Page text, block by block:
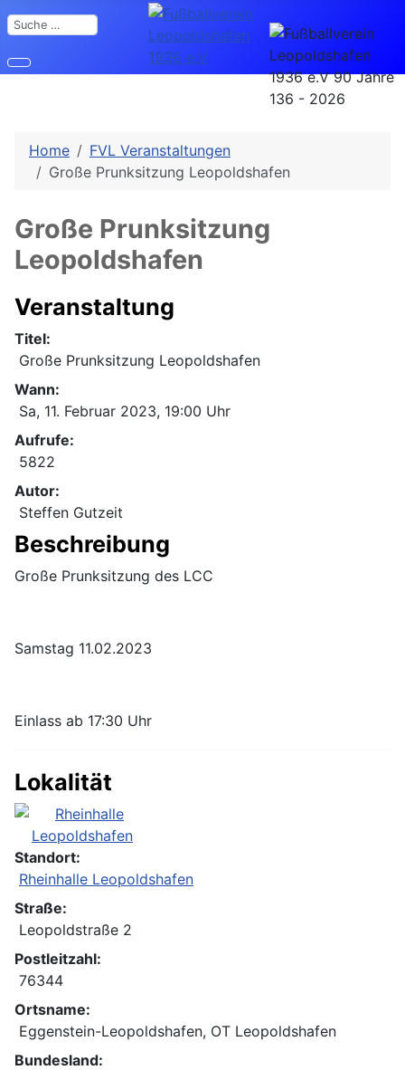
Suchen
Home
FVL Veranstaltungen
Große Prunksitzung Leopoldshafen
Große Prunksitzung
Leopoldshafen
Veranstaltung
Titel:
Große Prunksitzung Leopoldshafen
Wann:
Sa, 11. Februar 2023, 19:00 Uhr
Aufrufe:
5822
Autor:
Steffen Gutzeit
Beschreibung
Große Prunksitzung des LCC
Samstag 11.02.2023
Einlass ab 17:30 Uhr
Lokalität
Standort:
Rheinhalle Leopoldshafen
Straße:
Leopoldstraße 2
Postleitzahl:
76344
Ortsname:
Eggenstein-Leopoldshafen, OT Leopoldshafen
Bundesland: